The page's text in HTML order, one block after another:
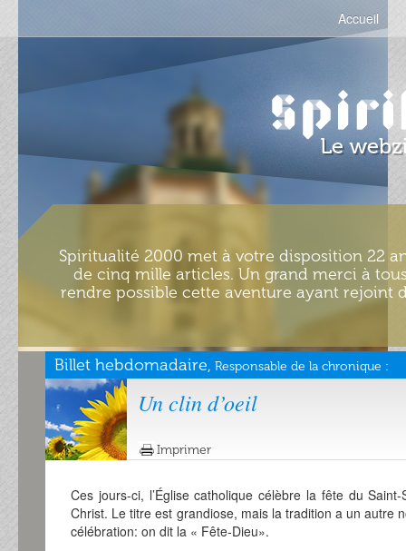
Accueil
Spiritualité 2000 met à votre disposition 22
de cinq mille articles. Un grand merci à
rendre possible cette aventure ayant rejoint
Billet hebdomadaire, Responsable de la chronique :
Un clin d’oeil
Imprimer
Ces jours-ci, l’Église catholique célèbre la fête du
Christ. Le titre est grandiose, mais la tradition a un autre
célébration: on dit la « Fête-Dieu».